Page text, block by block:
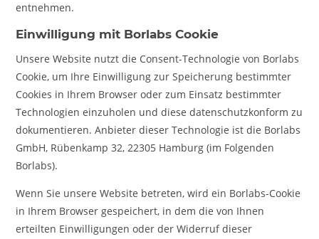
entnehmen.
Einwilligung mit Borlabs Cookie
Unsere Website nutzt die Consent-Technologie von Borlabs
Cookie, um Ihre Einwilligung zur Speicherung bestimmter
Cookies in Ihrem Browser oder zum Einsatz bestimmter
Technologien einzuholen und diese datenschutzkonform zu
dokumentieren. Anbieter dieser Technologie ist die Borlabs
GmbH, Rübenkamp 32, 22305 Hamburg (im Folgenden
Borlabs).
Wenn Sie unsere Website betreten, wird ein Borlabs-Cookie
in Ihrem Browser gespeichert, in dem die von Ihnen
erteilten Einwilligungen oder der Widerruf dieser